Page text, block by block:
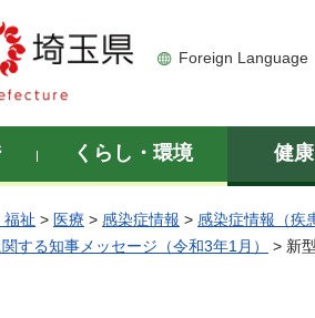
Foreign Language
くらし・環境 健
福祉 > 医療 > 感染症情報 > 感染症情報（疾
する知事メッセージ（令和3年1月）
> 新